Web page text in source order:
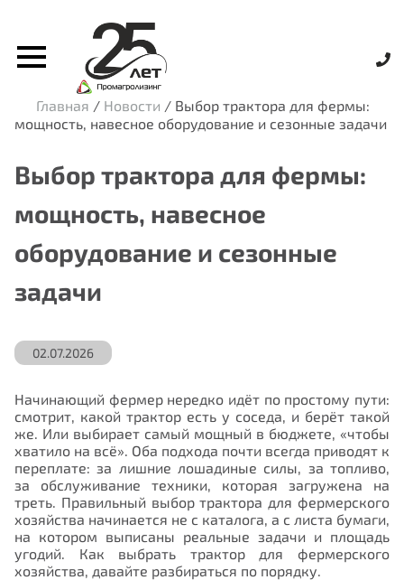
Главная / Новости / Выбор трактора для фермы:
мощность, навесное оборудование и сезонные задачи
Выбор трактора для фермы:
мощность, навесное
оборудование и сезонные
задачи
02.07.2026
Начинающий фермер нередко идёт по простому пути:
смотрит, какой трактор есть у соседа, и берёт такой
же. Или выбирает самый мощный в бюджете, «чтобы
хватило на всё». Оба подхода почти всегда приводят к
переплате: за лишние лошадиные силы, за топливо,
за обслуживание техники, которая загружена на
треть. Правильный выбор трактора для фермерского
хозяйства начинается не с каталога, а с листа бумаги,
на котором выписаны реальные задачи и площадь
угодий. Как выбрать трактор для фермерского
хозяйства, давайте разбираться по порядку.